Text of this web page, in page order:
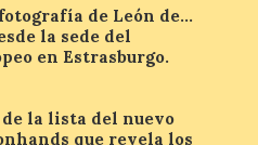
conocer la
del Sol y
el lugar ideal
el eclipse
2026 sin
de León de…
la sede del
en Estrasburgo.
de la lista del nuevo
que revela los